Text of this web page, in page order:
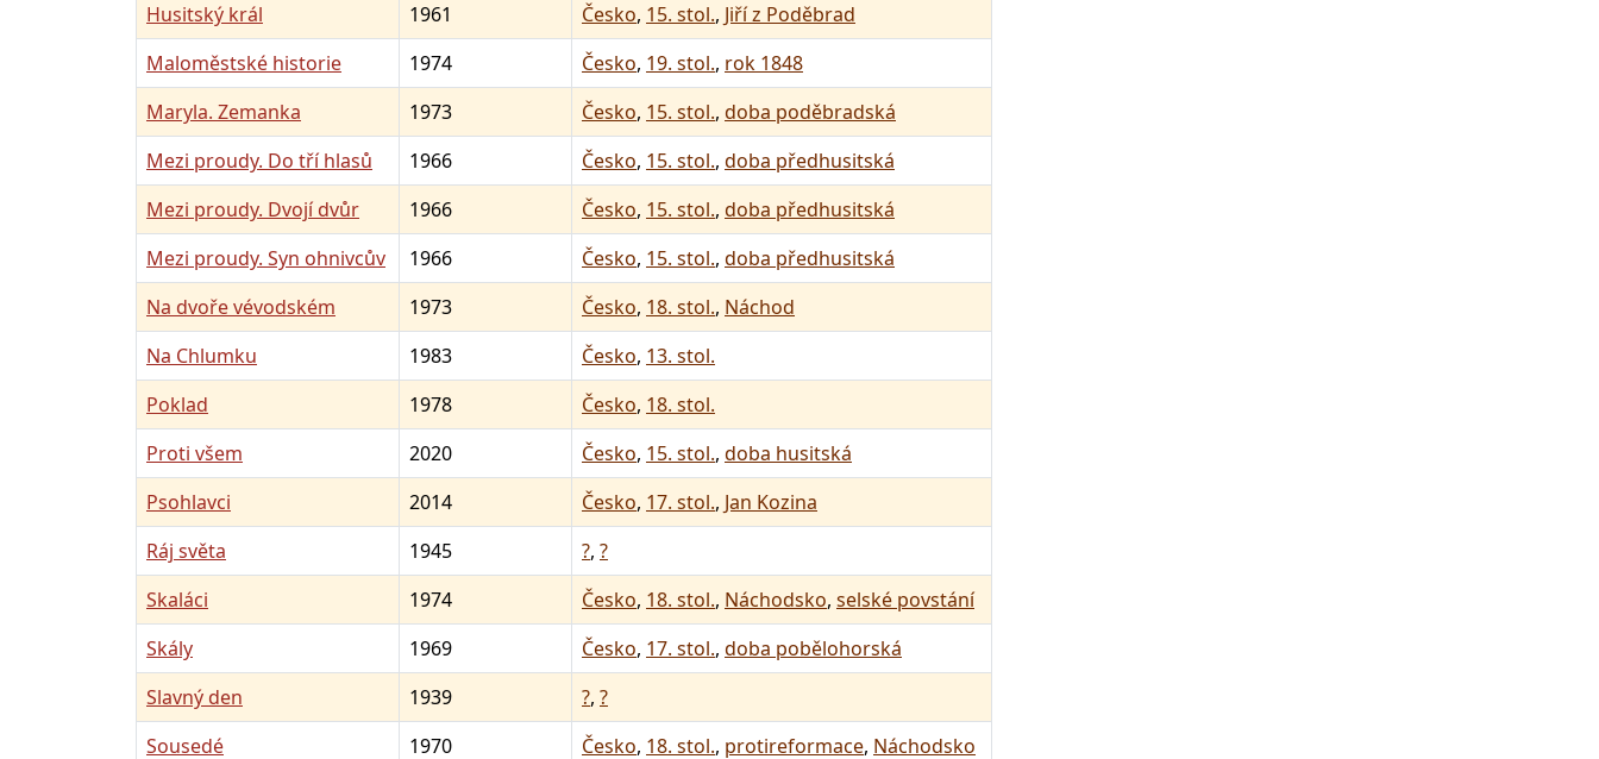
Husitský král
1961 Česko, 15. stol., Jiří z Poděbrad
Maloměstské historie
1974 Česko, 19. stol., rok 1848
Maryla. Zemanka
1973 Česko, 15. stol., doba poděbradská
Mezi proudy. Do tří hlasů
1966 Česko, 15. stol., doba předhusitská
Mezi proudy. Dvojí dvůr
1966 Česko, 15. stol., doba předhusitská
Mezi proudy. Syn ohnivcův
1966 Česko, 15. stol., doba předhusitská
Na dvoře vévodském
1973 Česko, 18. stol., Náchod
Na Chlumku
1983 Česko, 13. stol.
Poklad
1978 Česko, 18. stol.
Proti všem
2020 Česko, 15. stol., doba husitská
Psohlavci
2014 Česko, 17. stol., Jan Kozina
Ráj světa
1945 ?, ?
Skaláci
1974 Česko, 18. stol., Náchodsko, selské povstání
Skály
1969 Česko, 17. stol., doba pobělohorská
Slavný den
1939 ?, ?
Sousedé
1970 Česko, 18. stol., protireformace, Náchodsko